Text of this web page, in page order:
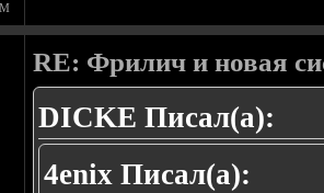
RE: Фрилич и новая
DICKE Писал(а):
4enix Писал(а):